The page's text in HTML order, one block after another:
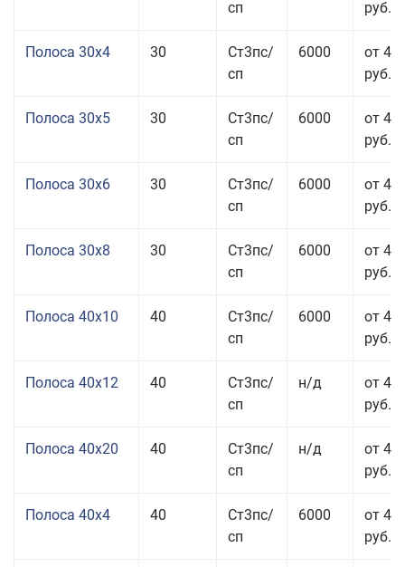
сп руб.
Полоса 30x4 30
Ст3пс/
сп
6000
от 43
руб.
Полоса 30x5 30
Ст3пс/
сп
6000
от 43
руб.
Полоса 30x6 30
Ст3пс/
сп
6000
от 46
руб.
Полоса 30x8 30
Ст3пс/
сп
6000
от 44
руб.
Полоса 40x10 40
Ст3пс/
сп
6000
от 45
руб.
Полоса 40x12 40
Ст3пс/
сп
н/д
от 44
руб.
Полоса 40x20 40
Ст3пс/
сп
н/д
от 47
руб.
Полоса 40x4 40
Ст3пс/
сп
6000
от 43
руб.